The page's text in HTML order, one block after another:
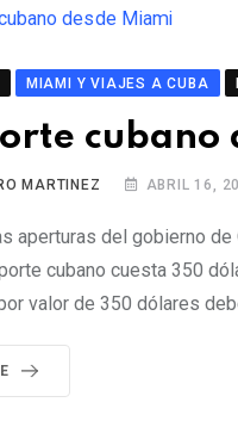
MIAMI Y VIAJES A CUBA
cubano
MARTINEZ ABRIL 16,
aperturas del gobierno
cubano cuesta 350
valor de 350 dólares